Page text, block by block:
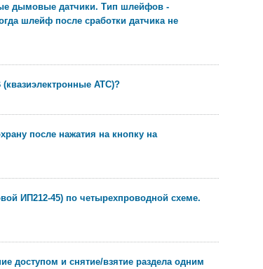
дымовые датчики. Тип шлейфов -
шлейф после сработки датчика не
АТС)?
после нажатия на кнопку на
ИП212-45) по четырехпроводной схеме.
доступом и снятие/взятие раздела одним